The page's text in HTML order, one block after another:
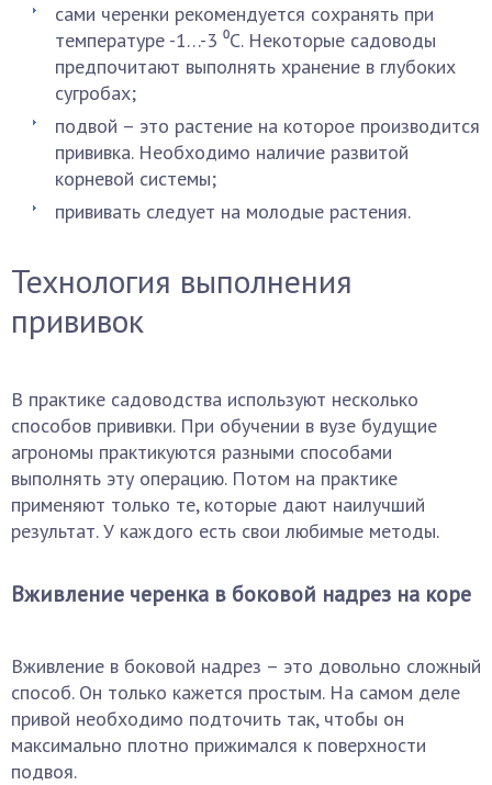
сами черенки рекомендуется сохранять при
температуре -1…-3 ⁰С. Некоторые садоводы
предпочитают выполнять хранение в глубоких
сугробах;
подвой – это растение на которое производится
прививка. Необходимо наличие развитой
корневой системы;
прививать следует на молодые растения.
Технология выполнения
прививок
В практике садоводства используют несколько
способов прививки. При обучении в вузе будущие
агрономы практикуются разными способами
выполнять эту операцию. Потом на практике
применяют только те, которые дают наилучший
результат. У каждого есть свои любимые методы.
Вживление черенка в боковой надрез на коре
Вживление в боковой надрез – это довольно сложный
способ. Он только кажется простым. На самом деле
привой необходимо подточить так, чтобы он
максимально плотно прижимался к поверхности
подвоя.